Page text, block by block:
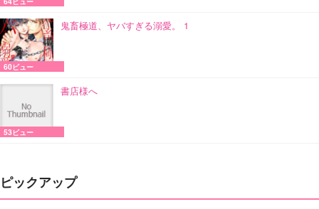
鬼畜極道、ヤバすぎる溺愛。 1
60ビュー
書店様へ
53ビュー
ピックアップ